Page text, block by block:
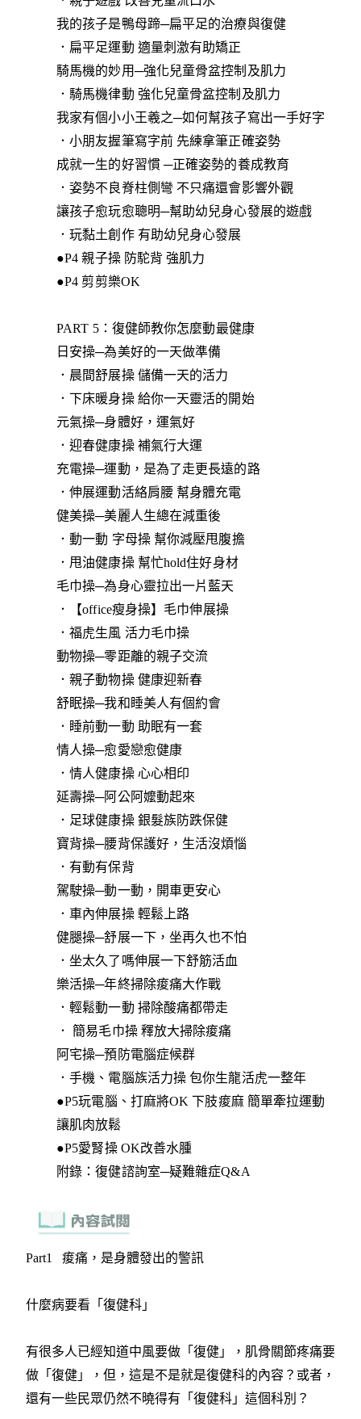
我的孩子是鴨母蹄─扁平足的治療與復健
．扁平足運動 適量刺激有助矯正
騎馬機的妙用─強化兒童骨盆控制及肌力
．騎馬機律動 強化兒童骨盆控制及肌力
我家有個小小王羲之─如何幫孩子寫出一手好字
．小朋友握筆寫字前 先練拿筆正確姿勢
成就一生的好習慣 ─正確姿勢的養成教育
．姿勢不良脊柱側彎 不只痛還會影響外觀
讓孩子愈玩愈聰明─幫助幼兒身心發展的遊戲
．玩黏土創作 有助幼兒身心發展
●P4 親子操 防駝背 強肌力
●P4 剪剪樂OK
PART 5：復健師教你怎麼動最健康
日安操─為美好的一天做準備
．晨間舒展操 儲備一天的活力
．下床暖身操 給你一天靈活的開始
元氣操─身體好，運氣好
．迎春健康操 補氣行大運
充電操─運動，是為了走更長遠的路
．伸展運動活絡肩腰 幫身體充電
健美操─美麗人生總在減重後
．動一動 字母操 幫你減壓甩腹擔
．甩油健康操 幫忙hold住好身材
毛巾操─為身心靈拉出一片藍天
．【office瘦身操】毛巾伸展操
．福虎生風 活力毛巾操
動物操─零距離的親子交流
．親子動物操 健康迎新春
舒眠操─我和睡美人有個約會
．睡前動一動 助眠有一套
情人操─愈愛戀愈健康
．情人健康操 心心相印
延壽操─阿公阿嬤動起來
．足球健康操 銀髮族防跌保健
寶背操─腰背保護好，生活沒煩惱
．有動有保背
駕駛操─動一動，開車更安心
．車內伸展操 輕鬆上路
健腿操─舒展一下，坐再久也不怕
．坐太久了嗎伸展一下舒筋活血
樂活操─年終掃除痠痛大作戰
．輕鬆動一動 掃除酸痛都帶走
． 簡易毛巾操 釋放大掃除痠痛
阿宅操─預防電腦症候群
．手機、電腦族活力操 包你生龍活虎一整年
●P5玩電腦、打麻將OK 下肢痠麻 簡單牽拉運動
讓肌肉放鬆
●P5愛腎操 OK改善水腫
附錄：復健諮詢室─疑難雜症Q&A